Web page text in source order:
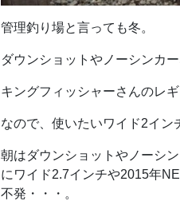
管理釣り場と言っても冬。
ダウンショットやノーシンカ
キングフィッシャーさんのレ
なので、使いたいワイド2イン
朝はダウンショットやノーシ
にワイド2.7インチや2015年
不発・・・。